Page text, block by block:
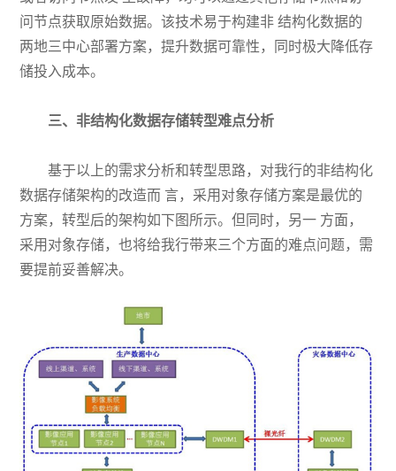
问节点获取原始数据。该技术易于构建非 结构化数据的
两地三中心部署方案，提升数据可靠性，同时极大降低存
储投入成本。
三、非结构化数据存储转型难点分析
基于以上的需求分析和转型思路，对我行的非结构化
数据存储架构的改造而 言，采用对象存储方案是最优的
方案，转型后的架构如下图所示。但同时，另一 方面，
采用对象存储，也将给我行带来三个方面的难点问题，需
要提前妥善解决。